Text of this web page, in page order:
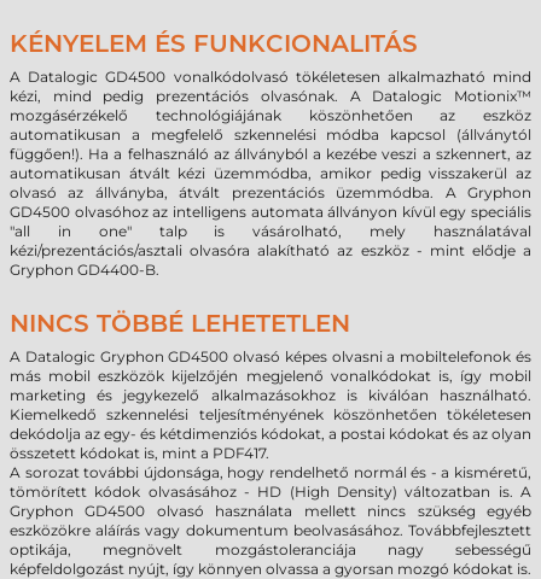
KÉNYELEM ÉS FUNKCIONALITÁS
A Datalogic GD4500 vonalkódolvasó tökéletesen alkalmazható mind
kézi, mind pedig prezentációs olvasónak. A Datalogic Motionix™
mozgásérzékelő technológiájának köszönhetően az eszköz
automatikusan a megfelelő szkennelési módba kapcsol (állványtól
függően!). Ha a felhasználó az állványból a kezébe veszi a szkennert, az
automatikusan átvált kézi üzemmódba, amikor pedig visszakerül az
olvasó az állványba, átvált prezentációs üzemmódba. A Gryphon
GD4500 olvasóhoz az intelligens automata állványon kívül egy speciális
"all in one" talp is vásárolható, mely használatával
kézi/prezentációs/asztali olvasóra alakítható az eszköz - mint elődje a
Gryphon GD4400-B.
NINCS TÖBBÉ LEHETETLEN
A Datalogic Gryphon GD4500 olvasó képes olvasni a mobiltelefonok és
más mobil eszközök kijelzőjén megjelenő vonalkódokat is, így mobil
marketing és jegykezelő alkalmazásokhoz is kiválóan használható.
Kiemelkedő szkennelési teljesítményének köszönhetően tökéletesen
dekódolja az egy- és kétdimenziós kódokat, a postai kódokat és az olyan
összetett kódokat is, mint a PDF417.
A sorozat további újdonsága, hogy rendelhető normál és - a kisméretű,
tömörített kódok olvasásához - HD (High Density) változatban is. A
Gryphon GD4500 olvasó használata mellett nincs szükség egyéb
eszközökre aláírás vagy dokumentum beolvasásához. Továbbfejlesztett
optikája, megnövelt mozgástoleranciája nagy sebességű
képfeldolgozást nyújt, így könnyen olvassa a gyorsan mozgó kódokat is.